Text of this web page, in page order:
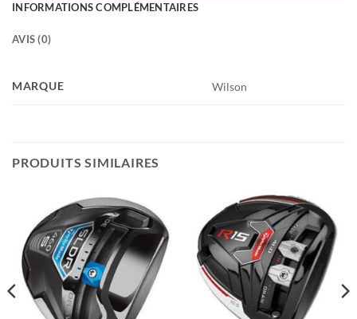
INFORMATIONS COMPLÉMENTAIRES
AVIS (0)
MARQUE Wilson
PRODUITS SIMILAIRES